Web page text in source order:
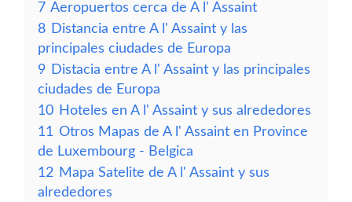
7 Aeropuertos cerca de A l' Assaint
8 Distancia entre A l' Assaint y las
principales ciudades de Europa
9 Distacia entre A l' Assaint y las principales
ciudades de Europa
10 Hoteles en A l' Assaint y sus alrededores
11 Otros Mapas de A l' Assaint en Province
de Luxembourg - Belgica
12 Mapa Satelite de A l' Assaint y sus
alrededores